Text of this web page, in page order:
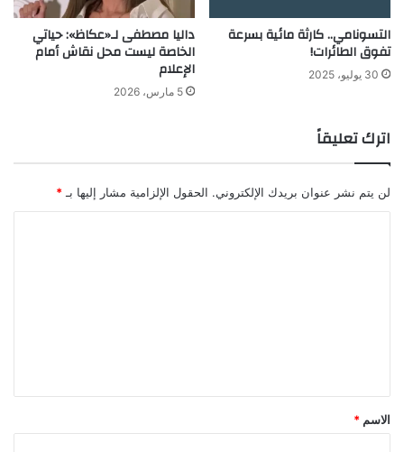
التسونامي.. كارثة مائية بسرعة
تفوق الطائرات!
30 يوليو، 2025
داليا مصطفى لـ«عكاظ»: حياتي
الخاصة ليست محل نقاش أمام
الإعلام
5 مارس، 2026
اترك تعليقاً
لن يتم نشر عنوان بريدك الإلكتروني. الحقول الإلزامية مشار إليها بـ *
*
الاسم *